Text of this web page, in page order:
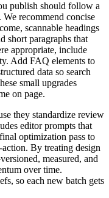
publish should follow a
recommend concise
scannable headings
short paragraphs that
appropriate, include
Add FAQ elements to
data so search
small upgrades
on page.
they standardize review
editor prompts that
optimization pass to
By treating design
measured, and
over time.
so each new batch gets